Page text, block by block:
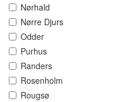
Nørhald
Nørre Djurs
Odder
Purhus
Randers
Rosenholm
Rougsø